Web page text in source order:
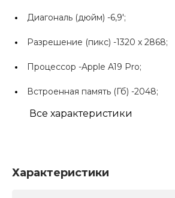
Диагональ (дюйм) -6,9';
Разрешение (пикс) -1320 х 2868;
Процессор -Apple A19 Pro;
Встроенная память (Гб) -2048;
Все характеристики
Характеристики